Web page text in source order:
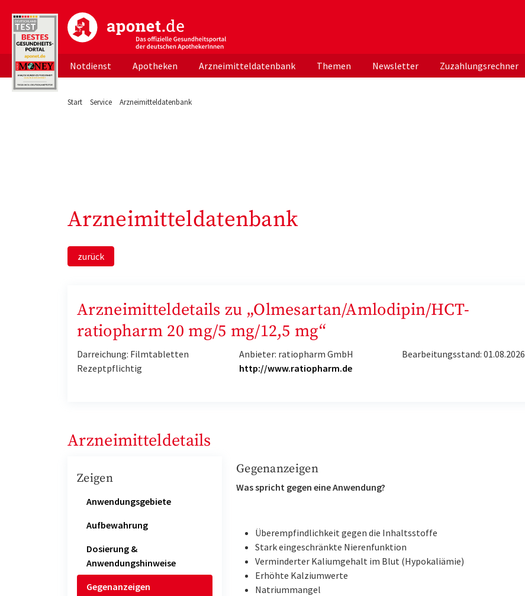
aponet.de - Das offizielle Gesundheitsportal der deutschen ApothekerInnen
Notdienst Apotheken Arzneimitteldatenbank Themen Newsletter Zuzahlungsrechner
Start Service Arzneimitteldatenbank
Arzneimitteldatenbank
zurück
Arzneimitteldetails zu „Olmesartan/Amlodipin/HCT-
ratiopharm 20 mg/5 mg/12,5 mg“
Darreichung: Filmtabletten
Rezeptpflichtig
Anbieter: ratiopharm GmbH
http://www.ratiopharm.de
Bearbeitungsstand: 01.08.2026
Arzneimitteldetails
Zeigen
Anwendungsgebiete
Aufbewahrung
Dosierung &
Anwendungshinweise
Gegenanzeigen
Gegenanzeigen
Was spricht gegen eine Anwendung?
Überempfindlichkeit gegen die Inhaltsstoffe
Stark eingeschränkte Nierenfunktion
Verminderter Kaliumgehalt im Blut (Hypokaliämie)
Erhöhte Kalziumwerte
Natriummangel